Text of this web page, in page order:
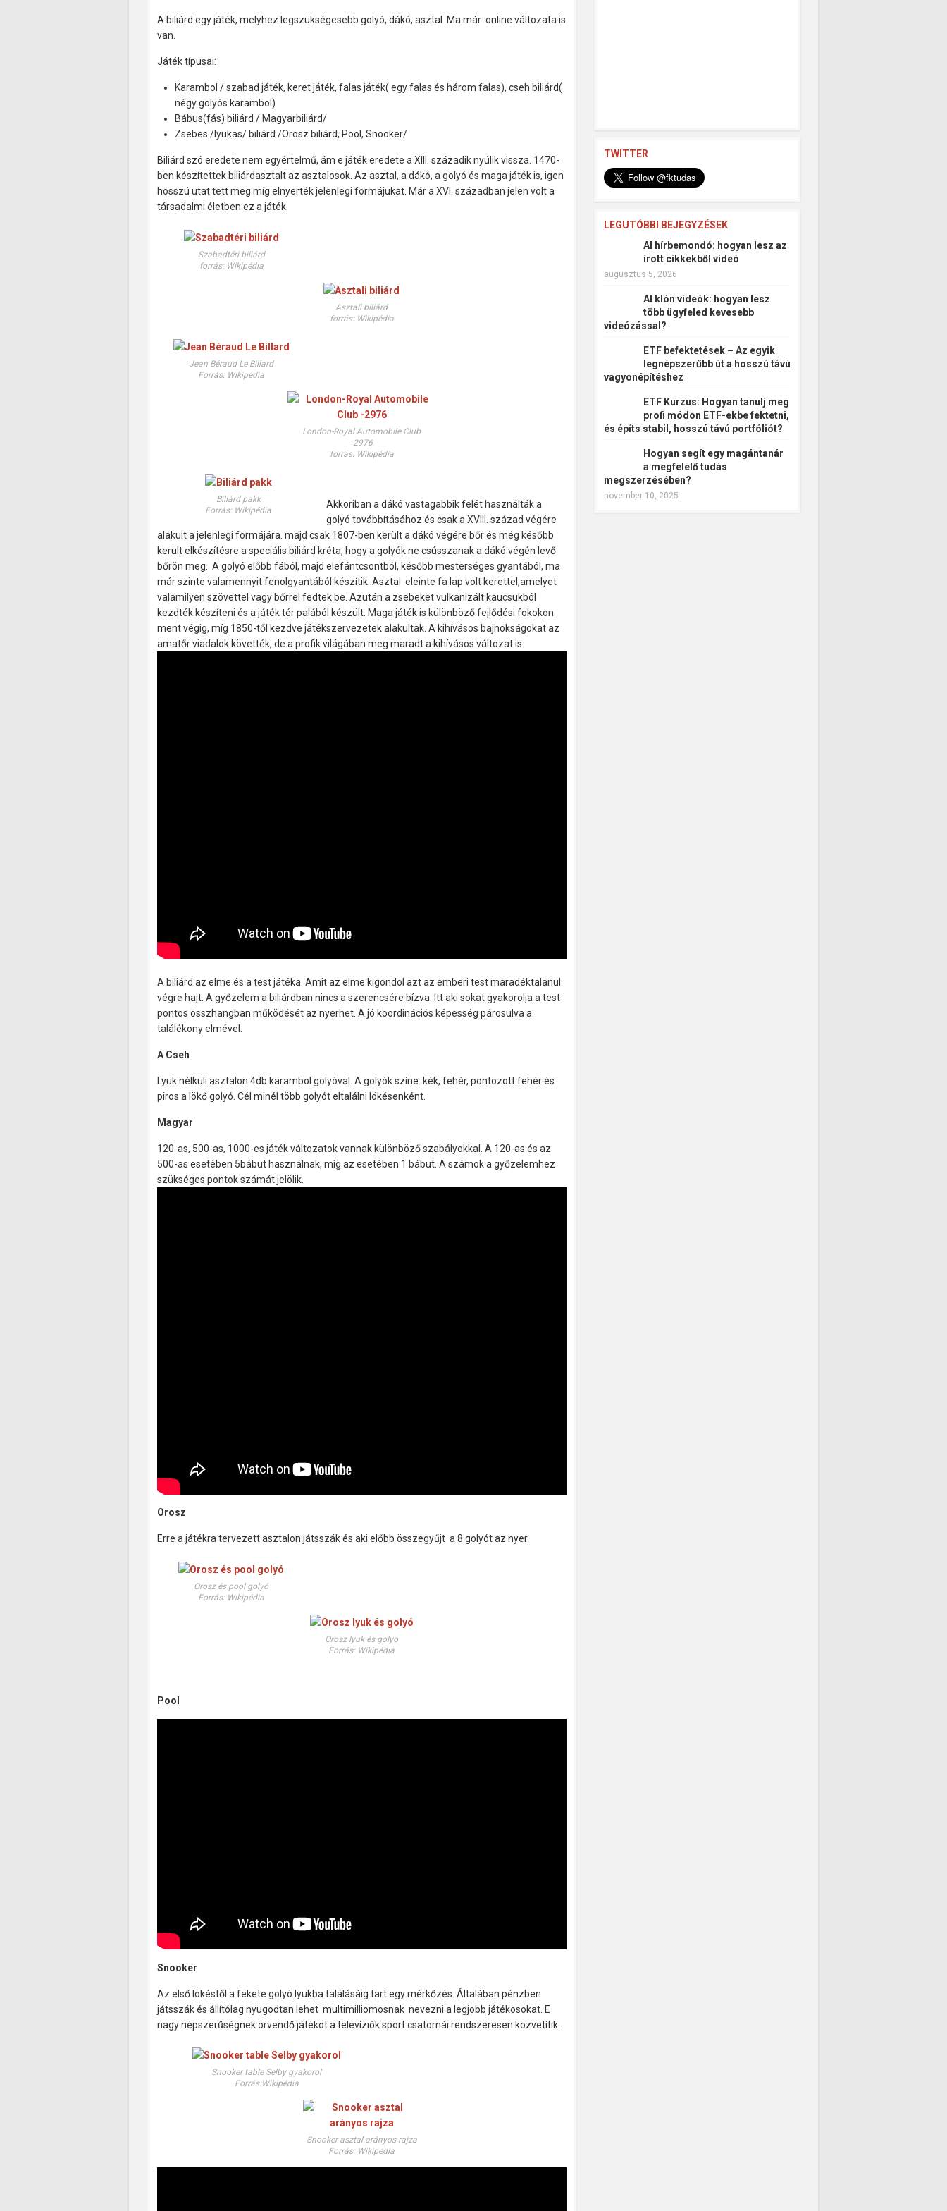
A biliárd egy játék, melyhez legszükségesebb golyó, dákó, asztal. Ma már online változata is
van.
Játék típusai:
Karambol / szabad játék, keret játék, falas játék( egy falas és három falas), cseh biliárd(
négy golyós karambol)
Bábus(fás) biliárd / Magyarbiliárd/
Zsebes /lyukas/ biliárd /Orosz biliárd, Pool, Snooker/
Biliárd szó eredete nem egyértelmű, ám e játék eredete a XIII. századik nyúlik vissza. 1470-
ben készítettek biliárdasztalt az asztalosok. Az asztal, a dákó, a golyó és maga játék is, igen
hosszú utat tett meg míg elnyerték jelenlegi formájukat. Már a XVI. században jelen volt a
társadalmi életben ez a játék.
Szabadtéri biliárd
forrás: Wikipédia
Asztali biliárd
forrás: Wikipédia
Jean Béraud Le Billard
Forrás: Wikipédia
London-Royal Automobile Club
-2976
forrás: Wikipédia
Biliárd pakk
Forrás: Wikipédia
Akkoriban a dákó vastagabbik felét használták a
golyó továbbításához és csak a XVIII. század végére
alakult a jelenlegi formájára. majd csak 1807-ben került a dákó végére bőr és még később
került elkészítésre a speciális biliárd kréta, hogy a golyók ne csússzanak a dákó végén levő
bőrön meg. A golyó előbb fából, majd elefántcsontból, később mesterséges gyantából, ma
már szinte valamennyit fenolgyantából készítik. Asztal eleinte fa lap volt kerettel,amelyet
valamilyen szövettel vagy bőrrel fedtek be. Azután a zsebeket vulkanizált kaucsukból
kezdték készíteni és a játék tér palából készült. Maga játék is különböző fejlődési fokokon
ment végig, míg 1850-től kezdve játékszervezetek alakultak. A kihívásos bajnokságokat az
amatőr viadalok követték, de a profik világában meg maradt a kihívásos változat is.
A biliárd az elme és a test játéka. Amit az elme kigondol azt az emberi test maradéktalanul
végre hajt. A győzelem a biliárdban nincs a szerencsére bízva. Itt aki sokat gyakorolja a test
pontos összhangban működését az nyerhet. A jó koordinációs képesség párosulva a
találékony elmével.
A Cseh
Lyuk nélküli asztalon 4db karambol golyóval. A golyók színe: kék, fehér, pontozott fehér és
piros a lökő golyó. Cél minél több golyót eltalálni lökésenként.
Magyar
120-as, 500-as, 1000-es játék változatok vannak különböző szabályokkal. A 120-as és az
500-as esetében 5bábut használnak, míg az esetében 1 bábut. A számok a győzelemhez
szükséges pontok számát jelölik.
Orosz
Erre a játékra tervezett asztalon játsszák és aki előbb összegyűjt a 8 golyót az nyer.
Orosz és pool golyó
Forrás: Wikipédia
Orosz lyuk és golyó
Forrás: Wikipédia
Pool
Snooker
Az első lökéstől a fekete golyó lyukba találásáig tart egy mérkőzés. Általában pénzben
játsszák és állítólag nyugodtan lehet multimilliomosnak nevezni a legjobb játékosokat. E
nagy népszerűségnek örvendő játékot a televíziók sport csatornái rendszeresen közvetítik.
Snooker table Selby gyakorol
Forrás:Wikipédia
Snooker asztal arányos rajza
Forrás: Wikipédia
TWITTER
LEGUTÓBBI BEJEGYZÉSEK
AI hírbemondó: hogyan lesz az
írott cikkekből videó
augusztus 5, 2026
AI klón videók: hogyan lesz
több ügyfeled kevesebb
videózással?
ETF befektetések – Az egyik
legnépszerűbb út a hosszú távú
vagyonépítéshez
ETF Kurzus: Hogyan tanulj meg
profi módon ETF-ekbe fektetni,
és építs stabil, hosszú távú portfóliót?
Hogyan segít egy magántanár
a megfelelő tudás
megszerzésében?
november 10, 2025